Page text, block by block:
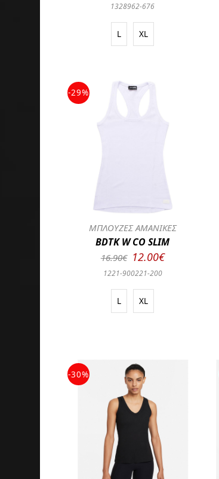
1328962-676
L XL
-29%
ΜΠΛΟΥΖΕΣ ΑΜΑΝΙΚΕΣ
BDTK W CO SLIM
16.90€ 12.00€
1221-900221-200
L XL
-30%